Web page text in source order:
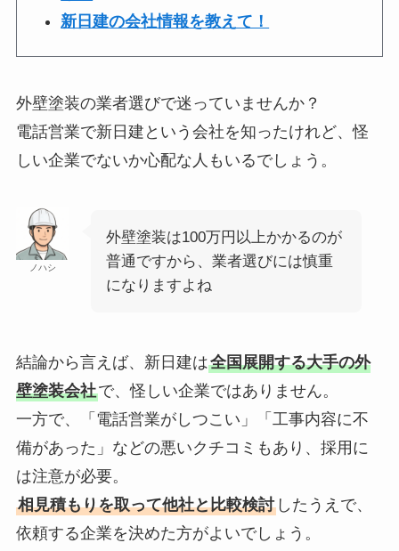
新日建の会社情報を教えて！
外壁塗装の業者選びで迷っていませんか？
電話営業で新日建という会社を知ったけれど、怪
しい企業でないか心配な人もいるでしょう。
ノハシ
外壁塗装は100万円以上かかるのが
普通ですから、業者選びには慎重
になりますよね
結論から言えば、新日建は全国展開する大手の外
壁塗装会社で、怪しい企業ではありません。
一方で、「電話営業がしつこい」「工事内容に不
備があった」などの悪いクチコミもあり、採用に
は注意が必要。
相見積もりを取って他社と比較検討したうえで、
依頼する企業を決めた方がよいでしょう。